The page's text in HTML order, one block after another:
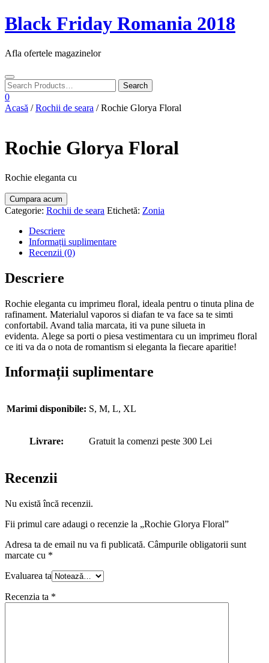
Skip
to
Black Friday Romania 2018
Afla ofertele magazinelor
Toggle
navigation
0
Acasă /Rochii de seara / Rochie Glorya Floral
Rochie Glorya Floral
Rochie eleganta cu
Cumpara acum
Categorie: Rochii de seara Etichetă: Zonia
Descriere
Informații suplimentare
Recenzii (0)
Descriere
Rochie eleganta cu imprimeu floral, ideala pentru o tinuta plina de
rafinament. Materialul vaporos si diafan te va face sa te simti
confortabil. Avand talia marcata, iti va pune silueta in
evidenta. Alege sa porti o piesa vestimentara cu un imprimeu floral
ce iti va da o nota de romantism si eleganta la fiecare aparitie!
Informații suplimentare
Marimi disponibile: S, M, L, XL
Livrare: Gratuit la comenzi peste 300 Lei
Recenzii
Nu există încă recenzii.
Fii primul care adaugi o recenzie la „Rochie Glorya Floral”
Adresa ta de email nu va fi publicată. Câmpurile obligatorii sunt
marcate cu *
Evaluarea ta
Recenzia ta *